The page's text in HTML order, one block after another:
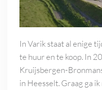
In Varik staat al enige
te huur en te koop. In
Kruijsbergen-
in Heesselt. Graag ga